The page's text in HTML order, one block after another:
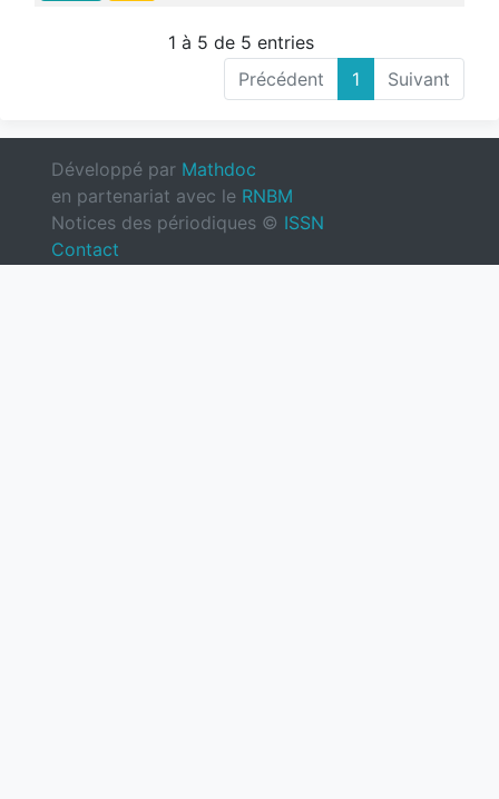
1 à 5 de 5 entries
Précédent
1 Suivant
Développé par Mathdoc
en partenariat avec le RNBM
Notices des périodiques © ISSN
Contact